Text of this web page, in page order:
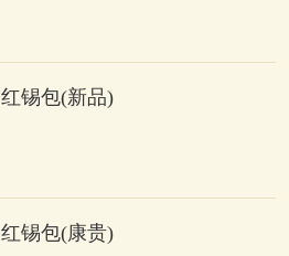
红锡包(新品)
红锡包(康贵)